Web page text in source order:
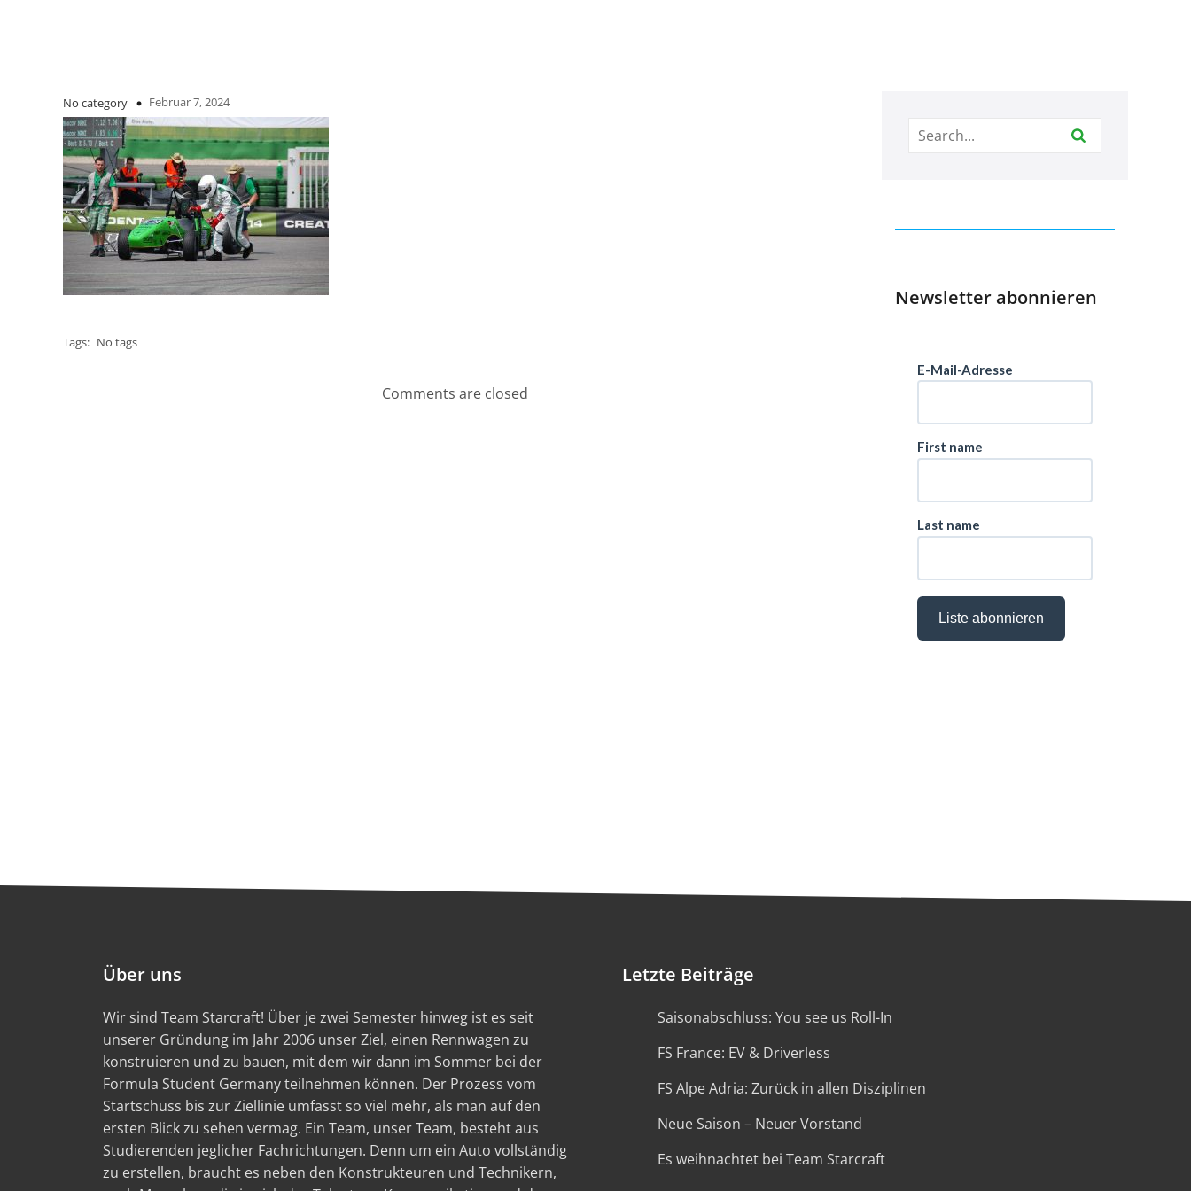
No category Februar 7, 2024
Tags: No tags
Comments are closed
Newsletter abonnieren
Über uns
Wir sind Team Starcraft! Über je zwei Semester hinweg ist es seit
unserer Gründung im Jahr 2006 unser Ziel, einen Rennwagen zu
konstruieren und zu bauen, mit dem wir dann im Sommer bei der
Formula Student Germany teilnehmen können. Der Prozess vom
Startschuss bis zur Ziellinie umfasst so viel mehr, als man auf den
ersten Blick zu sehen vermag. Ein Team, unser Team, besteht aus
Studierenden jeglicher Fachrichtungen. Denn um ein Auto vollständig
zu erstellen, braucht es neben den Konstrukteuren und Technikern,
Letzte Beiträge
Saisonabschluss: You see us Roll-In
FS France: EV & Driverless
FS Alpe Adria: Zurück in allen Disziplinen
Neue Saison – Neuer Vorstand
Es weihnachtet bei Team Starcraft